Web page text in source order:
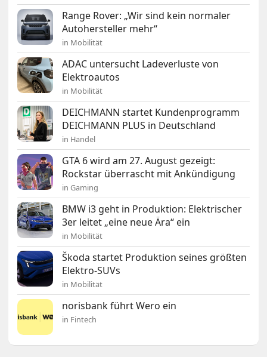
Range Rover: „Wir sind kein normaler
Autohersteller mehr“
in Mobilität
ADAC untersucht Ladeverluste von
Elektroautos
in Mobilität
DEICHMANN startet Kundenprogramm
DEICHMANN PLUS in Deutschland
in Handel
GTA 6 wird am 27. August gezeigt:
Rockstar überrascht mit Ankündigung
in Gaming
BMW i3 geht in Produktion: Elektrischer
3er leitet „eine neue Ära“ ein
in Mobilität
Škoda startet Produktion seines größten
Elektro-SUVs
in Mobilität
norisbank führt Wero ein
in Fintech